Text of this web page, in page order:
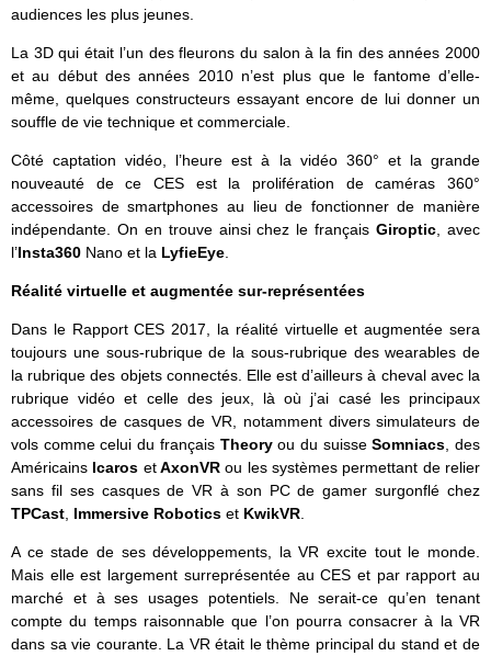
audiences les plus jeunes.
La 3D qui était l’un des fleurons du salon à la fin des années 2000
et au début des années 2010 n’est plus que le fantome d’elle-
même, quelques constructeurs essayant encore de lui donner un
souffle de vie technique et commerciale.
Côté captation vidéo, l’heure est à la vidéo 360° et la grande
nouveauté de ce CES est la prolifération de caméras 360°
accessoires de smartphones au lieu de fonctionner de manière
indépendante. On en trouve ainsi chez le françaisGiroptic , avec
l’Insta360 Nano et la LyfieEye
Réalité virtuelle et augmentée sur-représentées
Dans le Rapport CES 2017, la réalité virtuelle et augmentée sera
toujours une sous-rubrique de la sous-rubrique des wearables de
la rubrique des objets connectés. Elle est d’ailleurs à cheval avec la
rubrique vidéo et celle des jeux, là où j’ai casé les principaux
accessoires de casques de VR, notamment divers simulateurs de
vols comme celui du français Theoryou du suisseSomniacs , des
Américains Icaros etAxonVR ou les systèmes permettant de relier
sans fil ses casques de VR à son PC de gamer surgonflé chez
TPCast Immersive Robotics et KwikVR
A ce stade de ses développements, la VR excite tout le monde.
Mais elle est largement surreprésentée au CES et par rapport au
marché et à ses usages potentiels. Ne serait-ce qu’en tenant
compte du temps raisonnable que l’on pourra consacrer à la VR
dans sa vie courante. La VR était le thème principal du stand et de